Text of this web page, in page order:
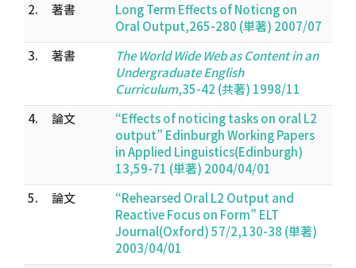
2.
著書
Long Term Effects of Noticng on
Oral Output,265-280 (単著) 2007/07
3.
著書
The World Wide Web as Content in an
Undergraduate English
Curriculum,35-42 (共著) 1998/11
4.
論文
“Effects of noticing tasks on oral L2
output” Edinburgh Working Papers
in Applied Linguistics(Edinburgh)
13,59-71 (単著) 2004/04/01
5.
論文
“Rehearsed Oral L2 Output and
Reactive Focus on Form” ELT
Journal(Oxford) 57/2,130-38 (単著)
2003/04/01